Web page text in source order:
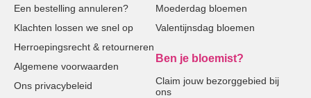
Een bestelling annuleren?
Klachten lossen we snel op
Herroepingsrecht & retourneren
Algemene voorwaarden
Ons privacybeleid
Moederdag bloemen
Valentijnsdag bloemen
Ben je bloemist?
Claim jouw bezorggebied bij
ons